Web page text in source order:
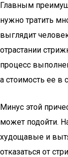
Главным
нужно тратить
выглядит
отрастании
процесс
а стоимость ее в
Минус этой
может подойти.
худощавые и
отказаться от